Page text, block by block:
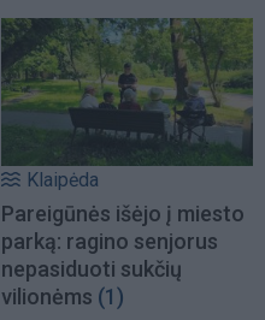
Klaipėda
Pareigūnės išėjo į miesto
parką: ragino senjorus
nepasiduoti sukčių
vilionėms (1)